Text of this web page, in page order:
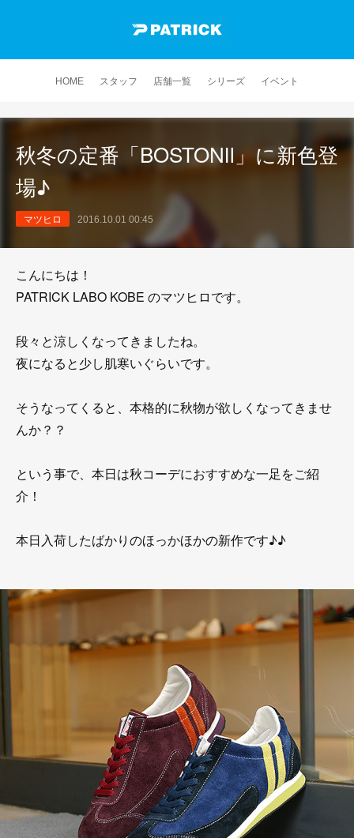
HOME スタッフ 店舗一覧 シリーズ イベント
秋冬の定番「BOSTONⅡ」に新色登
場♪
マツヒロ 2016.10.01 00:45
こんにちは！
PATRICK LABO KOBE のマツヒロです。
段々と涼しくなってきましたね。
夜になると少し肌寒いぐらいです。
そうなってくると、本格的に秋物が欲しくなってきませ
んか？？
という事で、本日は秋コーデにおすすめな一足をご紹
介！
本日入荷したばかりのほっかほかの新作です♪♪